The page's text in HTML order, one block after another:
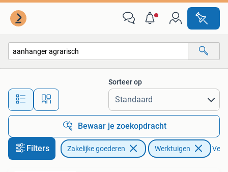
Alle afstanden…
Sorteer op
Bewaar je zoekopdracht
Filters Zakelijke goederen Werktuigen